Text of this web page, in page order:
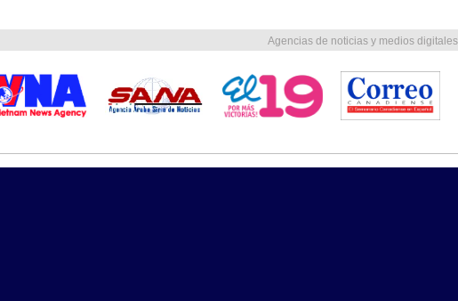
Agencias de noticias y medios digitales